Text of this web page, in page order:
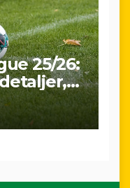
25/26:
VAR-